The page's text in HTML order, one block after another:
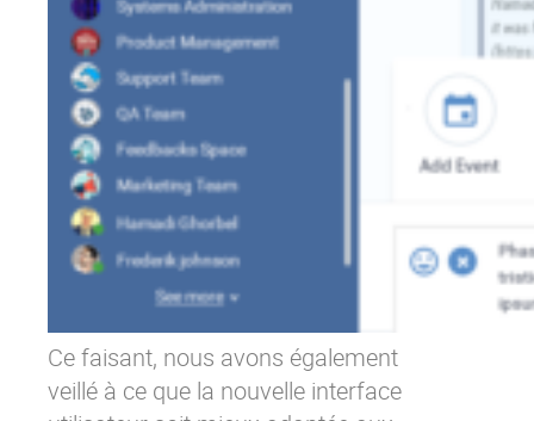
Ce faisant, nous avons également
veillé à ce que la nouvelle interface